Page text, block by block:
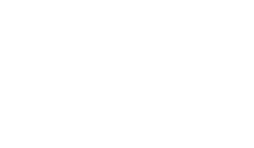
dochód pasywny